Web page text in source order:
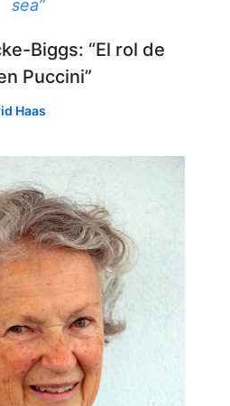
sea”
Biggs: “El rol de
Puccini”
Haas